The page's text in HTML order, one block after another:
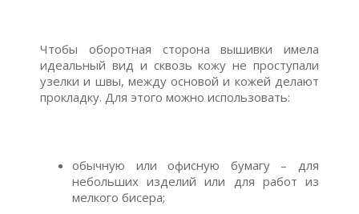
Чтобы оборотная сторона вышивки имела
идеальный вид и сквозь кожу не проступали
узелки и швы, между основой и кожей делают
прокладку. Для этого можно использовать:
обычную или офисную бумагу – для
небольших изделий или для работ из
мелкого бисера;